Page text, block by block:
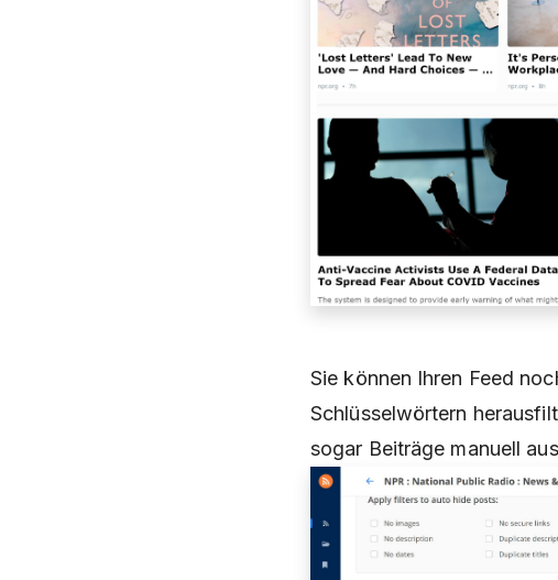
Sie können Ihren Feed
Schlüsselwörtern
sogar Beiträge manuell